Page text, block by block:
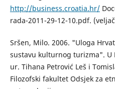
http://business.croatia.hr/
rada-2011-29-12-10.pdf.
Sršen, Milo. 2006. "Uloga
sustavu kulturnog turizma".
ur. Tihana Petrović Leš i
Filozofski fakultet Odsjek za